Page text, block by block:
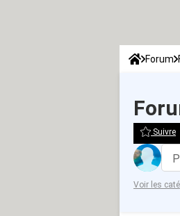
Forum
Suivre
Voir les